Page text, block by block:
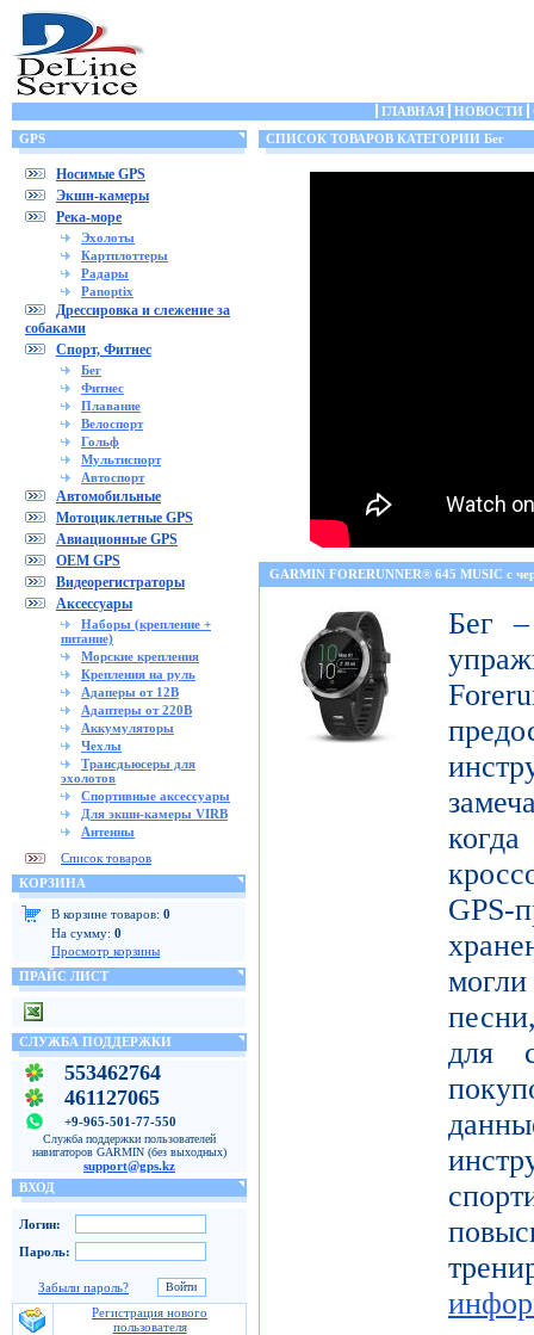
ГЛАВНАЯ НОВОСТИ
GPS
Носимые GPS
Экшн-камеры
Река-море
Эхолоты
Картплоттеры
Радары
Panoptix
Дрессировка и слежение за
собаками
Спорт, Фитнес
Бег
Фитнес
Плавание
Велоспорт
Гольф
Мультиспорт
Автоспорт
Автомобильные
Мотоциклетные GPS
Авиационные GPS
OEM GPS
Видеорегистраторы
Аксессуары
Наборы (крепление +
питание)
Морские крепления
Крепления на руль
Адаперы от 12В
Адаптеры от 220В
Аккумуляторы
Чехлы
Трансдьюсеры для
эхолотов
Спортивные аксессуары
Для экшн-камеры VIRB
Антенны
Список товаров
КОРЗИНА
В корзине товаров: 0
На сумму: 0
Просмотр корзины
ПРАЙС ЛИСТ
СЛУЖБА ПОДДЕРЖКИ
553462764
461127065
+9-965-501-77-550
Служба поддержки пользователей
навигаторов GARMIN (без выходных)
support@gps.kz
ВХОД
Логин:
Пароль:
Забыли пароль?
Регистрация нового
пользователя
СПИСОК ТОВАРОВ КАТЕГОРИИ Бег
GARMIN FORERUNNER® 645 MUSIC с
Бег
GPS-
для